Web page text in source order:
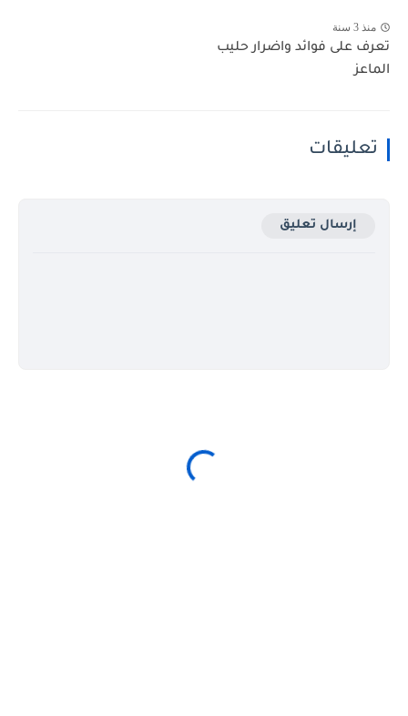
منذ 3 سنة
تعرف على فوائد واضرار حليب
الماعز
تعليقات
إرسال تعليق